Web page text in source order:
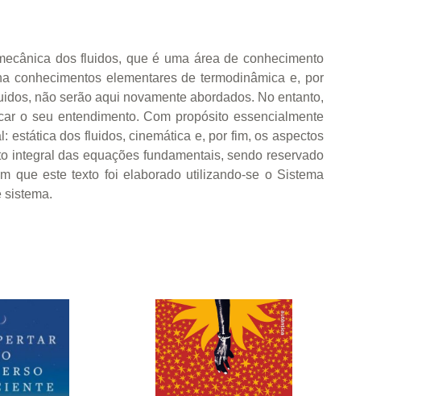
dos fluidos, que é uma área de conhecimento
conhecimentos elementares de termodinâmica e, por
não serão aqui novamente abordados. No entanto,
o seu entendimento. Com propósito essencialmente
estática dos fluidos, cinemática e, por fim, os aspectos
integral das equações fundamentais, sendo reservado
que este texto foi elaborado utilizando-se o Sistema
sistema.